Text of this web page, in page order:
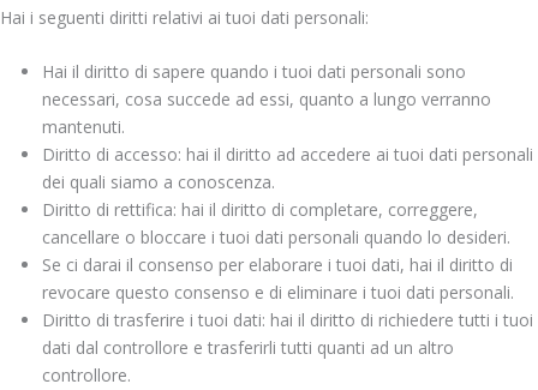
Hai i seguenti diritti relativi ai tuoi dati personali:
Hai il diritto di sapere quando i tuoi dati personali sono
necessari, cosa succede ad essi, quanto a lungo verranno
mantenuti.
Diritto di accesso: hai il diritto ad accedere ai tuoi dati personali
dei quali siamo a conoscenza.
Diritto di rettifica: hai il diritto di completare, correggere,
cancellare o bloccare i tuoi dati personali quando lo desideri.
Se ci darai il consenso per elaborare i tuoi dati, hai il diritto di
revocare questo consenso e di eliminare i tuoi dati personali.
Diritto di trasferire i tuoi dati: hai il diritto di richiedere tutti i tuoi
dati dal controllore e trasferirli tutti quanti ad un altro
controllore.